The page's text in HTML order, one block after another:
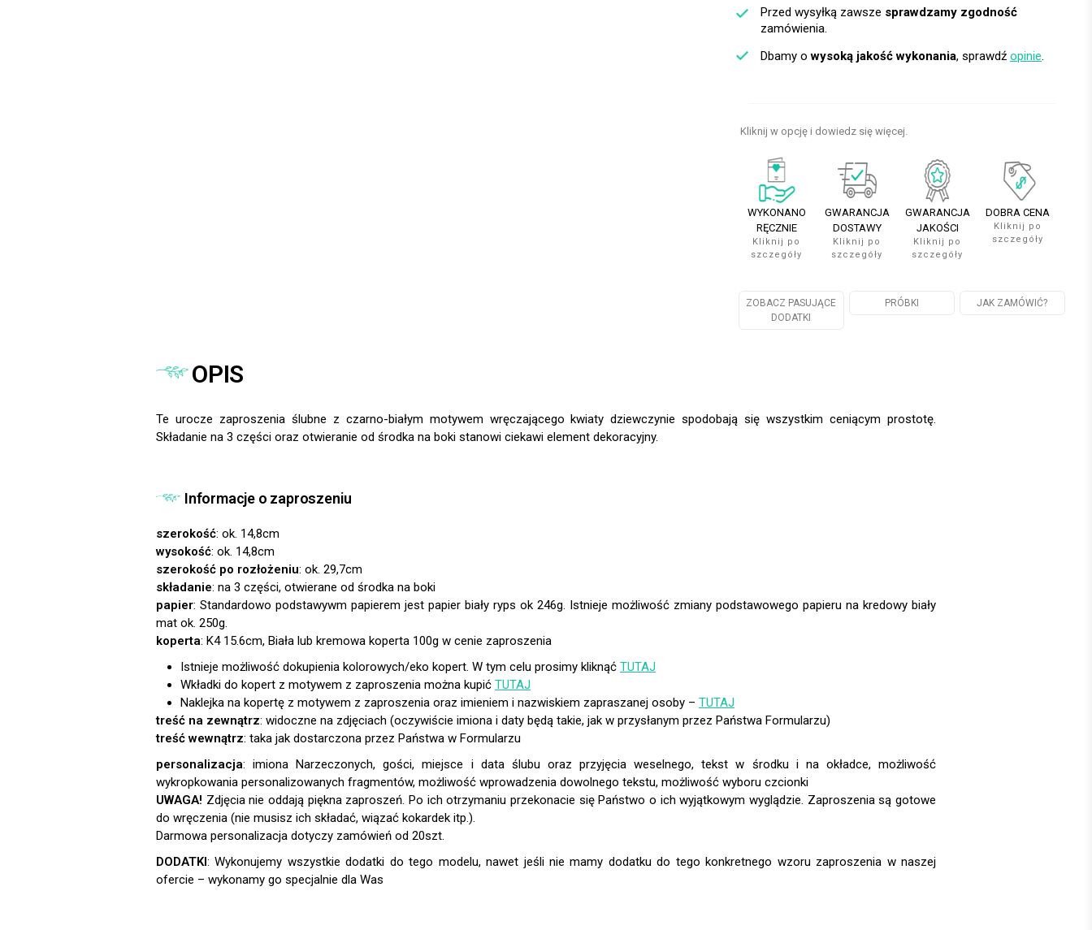
Przed wysyłką zawsze sprawdzamy zgodność
zamówienia.
Dbamy owysoką jakość wykonania, sprawdź opinie.
Kliknij w opcję i dowiedz się więcej.
WYKONANO
RĘCZNIE
Kliknij po
szczegóły
GWARANCJA
DOSTAWY
Kliknij po
szczegóły
GWARANCJA
JAKOŚCI
Kliknij po
szczegóły
DOBRA CENA
Kliknij po
szczegóły
ZOBACZ PASUJĄCE
DODATKI
PRÓBKI JAK ZAMÓWIĆ?
OPIS
Te urocze zaproszenia ślubne z czarno-białym motywem wręczającego kwiaty dziewczynie spodobają się wszystkim ceniącym prostotę.
Składanie na 3 części oraz otwieranie od środka na boki stanowi ciekawi element dekoracyjny.
Informacje o zaproszeniu
szerokość: ok. 14,8cm
wysokość: ok. 14,8cm
szerokość po rozłożeniu: ok. 29,7cm
składanie: na 3 części, otwierane od środka na boki
papier:
koperta:
Istnieje możliwość dokupienia kolorowych/eko kopert. W tym celu prosimy kliknąć TUTAJ
Wkładki do kopert z motywem z zaproszenia można kupić TUTAJ
Naklejka na kopertę z motywem z zaproszenia oraz imieniem i nazwiskiem zapraszanej osoby – TUTAJ
treść na zewnątrz: widoczne na zdjęciach (oczywiście imiona i daty będą takie, jak w przysłanym przez Państwa Formularzu)
treść wewnątrz: taka jak dostarczona przez Państwa w Formularzu
personalizacja:
UWAGA!
DODATKI: